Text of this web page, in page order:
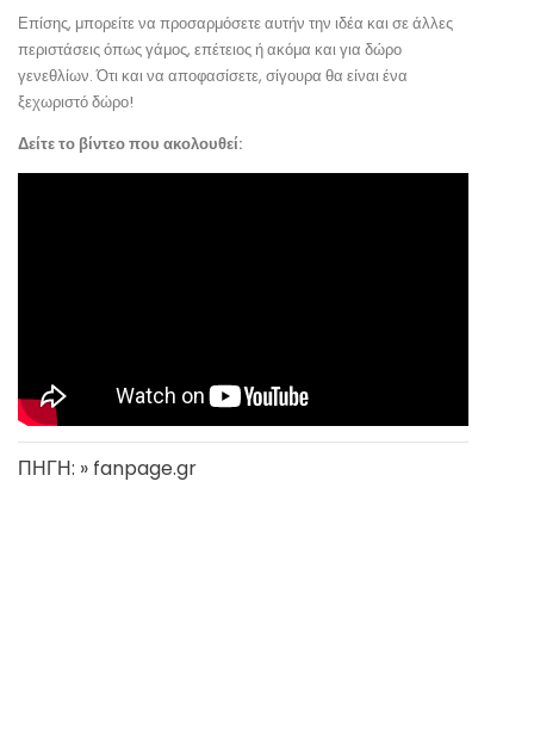
Επίσης, μπορείτε να προσαρμόσετε αυτήν την ιδέα και σε άλλες
περιστάσεις όπως γάμος, επέτειος ή ακόμα και για δώρο
γενεθλίων. Ότι και να αποφασίσετε, σίγουρα θα είναι ένα
ξεχωριστό δώρο!
Δείτε το βίντεο που ακολουθεί:
ΠΗΓΗ: » fanpage.gr